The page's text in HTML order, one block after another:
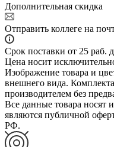
Дополнительная скидка
Отправить коллеге на
Срок поставки от 25 раб.
Цена носит
Изображение товара и
внешнего вида.
производителем без
Все данные товара носят
являются публичной
РФ.